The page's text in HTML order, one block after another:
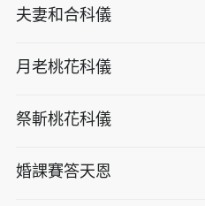
夫妻和合科儀
月老桃花科儀
祭斬桃花科儀
婚課賽答天恩